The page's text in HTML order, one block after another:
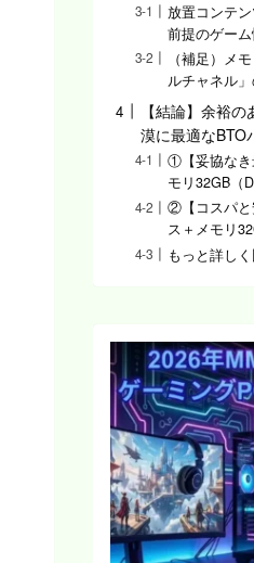
放置コンテ
前提のゲー
（補足）メ
ルチャネル
【結論】余裕
漠に最適なBTO
①【妥協なき
モリ32GB（
②【コスパと
ス＋メモリ
もっと詳し